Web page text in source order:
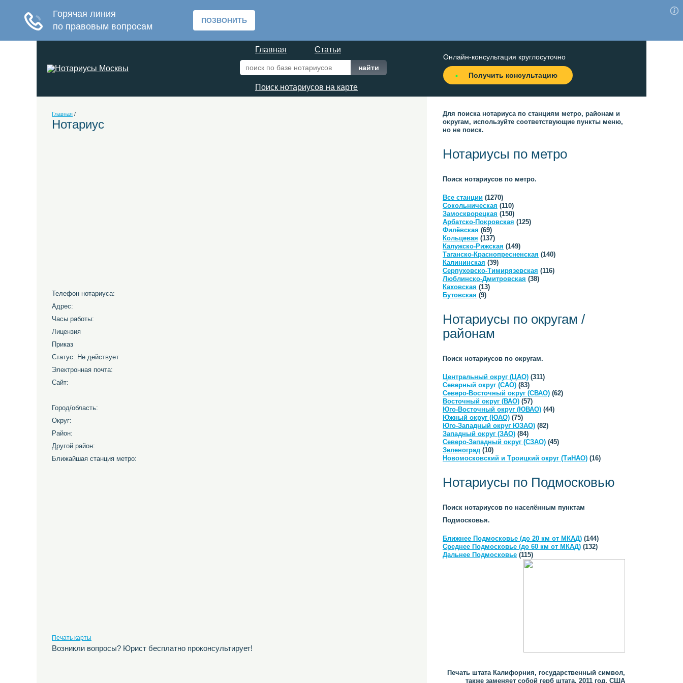
Главная Статьи
Поиск нотариусов на карте
Онлайн-консультация круглосуточно
Получить консультацию
Главная /
Нотариус
Телефон нотариуса:
Адрес:
Часы работы:
Лицензия
Приказ
Статус: Не действует
Электронная почта:
Сайт:
Город/область:
Округ:
Район:
Другой район:
Ближайшая станция метро:
Печать карты
Возникли вопросы? Юрист бесплатно проконсультирует!
Для поиска нотариуса по станциям метро, районам и
округам, используйте соответствующие пункты меню,
но не поиск.
Нотариусы по метро
Поиск нотариусов по метро.
Все станции (1270)
Сокольническая (110)
Замоскворецкая (150)
Арбатско-Покровская (125)
Филёвская (69)
Кольцевая (137)
Калужско-Рижская (149)
Таганско-Краснопресненская (140)
Калининская (39)
Серпуховско-Тимирязевская (116)
Люблинско-Дмитровская (38)
Каховская (13)
Бутовская (9)
Нотариусы по округам /
районам
Поиск нотариусов по округам.
Центральный округ (ЦАО) (311)
Северный округ (САО) (83)
Северо-Восточный округ (СВАО) (62)
Восточный округ (ВАО) (57)
Юго-Восточный округ (ЮВАО) (44)
Южный округ (ЮАО) (75)
Юго-Западный округ ЮЗАО) (82)
Западный округ (ЗАО) (84)
Северо-Западный округ (СЗАО) (45)
Зеленоград (10)
Новомосковский и Троицкий округ (ТиНАО) (16)
Нотариусы по Подмосковью
Поиск нотариусов по населённым пунктам
Подмосковья.
Ближнее Подмосковье (до 20 км от МКАД) (144)
Среднее Подмосковье (до 60 км от МКАД) (132)
Дальнее Подмосковье (115)
Печать штата Калифорния, государственный символ,
также заменяет собой герб штата, 2011 год, США